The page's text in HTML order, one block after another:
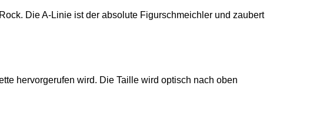
Die A-Linie ist der absolute Figurschmeichler und zaubert
hervorgerufen wird. Die Taille wird optisch nach oben